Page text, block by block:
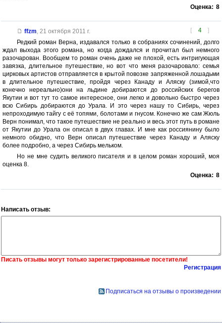
Оценка: 8
[ 4 ]
ffzm 21 октября 2011 г.
Редкий роман Верна, издавался только в собраниях сочинений, долго
ждал выхода этого романа, но когда дождался и прочитал был немного
разочарован. Вообщем то роман очень даже не плохой, есть интригующая
завязка, длительное путешествие, но вот что меня разочаровало: семья
цирковых артистов отправляется в крытой повозке запряженной лошадьми
в длительное путешествие, пройдя через Канаду и Аляску (зимой,что
конечно нереально)они на льдине добираются до российских берегов
Якутии и вот тут то самое интересное, они легко и довольно быстро через
всю Сибирь добираются до Урала. И это через нашу то Сибирь, через
непроходимую тайгу с её топями, болотами и гнусом. Конечно же сам Жюль
Верн понимал, что такое путешествие не реально и весь этот путь в романе
от Якутии до Урала он описал в двух главах. И мне как россиянину было
немного обидно, что Верн описал путешествие через Канаду и Аляску
более подробно, а через Сибирь мельком.
Но не мне судить великого писателя и в целом роман хороший, моя
оценка 8.
Оценка: 8
Написать отзыв:
Писать отзывы могут только зарегистрированные посетители!
Регистрация
Подписаться на отзывы о произведении